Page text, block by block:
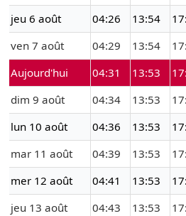
jeu 6 août
04:26 13:54
ven 7 août
04:29 13:54
Aujourd'hui
04:31 13:53
dim 9 août
04:34 13:53
lun 10 août
04:36 13:53
mar 11 août
04:39 13:53
mer 12 août
04:41 13:53
jeu 13 août
04:43 13:53